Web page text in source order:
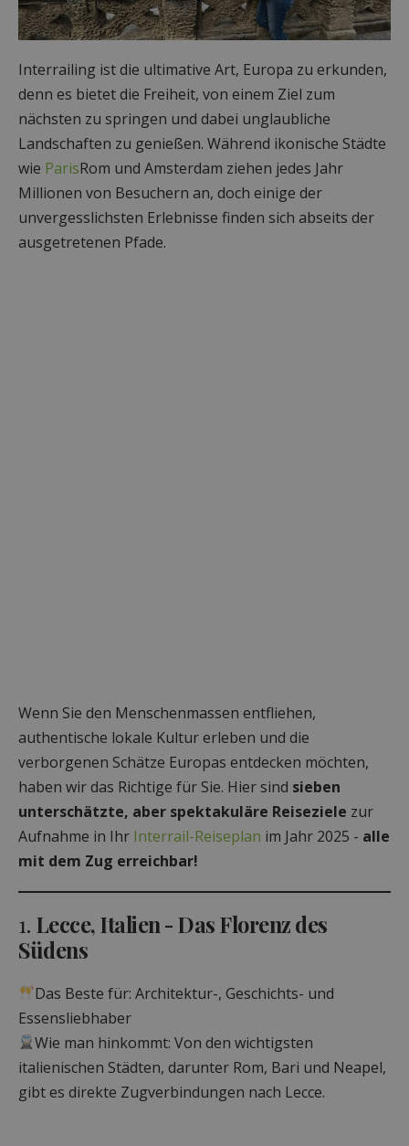
Interrailing ist die ultimative Art, Europa zu erkunden,
denn es bietet die Freiheit, von einem Ziel zum
nächsten zu springen und dabei unglaubliche
Landschaften zu genießen. Während ikonische Städte
wie ParisRom und Amsterdam ziehen jedes Jahr
Millionen von Besuchern an, doch einige der
unvergesslichsten Erlebnisse finden sich abseits der
ausgetretenen Pfade.
Wenn Sie den Menschenmassen entfliehen,
authentische lokale Kultur erleben und die
verborgenen Schätze Europas entdecken möchten,
haben wir das Richtige für Sie. Hier sind sieben
unterschätzte, aber spektakuläre Reiseziele zur
Aufnahme in Ihr Interrail-Reiseplan im Jahr 2025 - alle
mit dem Zug erreichbar!
1. Lecce, Italien - Das Florenz des
Südens
Das Beste für: Architektur-, Geschichts- und
Essensliebhaber
Wie man hinkommt: Von den wichtigsten
italienischen Städten, darunter Rom, Bari und Neapel,
gibt es direkte Zugverbindungen nach Lecce.